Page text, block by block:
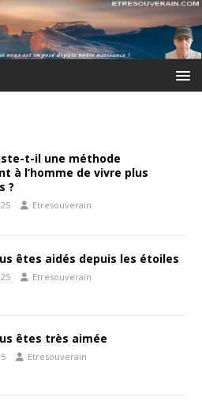
t-il une méthode
à l’homme de vivre plus
?
Etresouverain
êtes aidés depuis les étoiles
Etresouverain
êtes très aimée
Etresouverain